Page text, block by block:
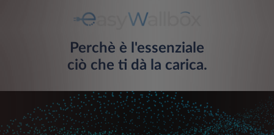
Perchè è l'essenziale
ciò che ti dà la carica.